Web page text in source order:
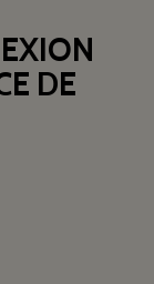
DE